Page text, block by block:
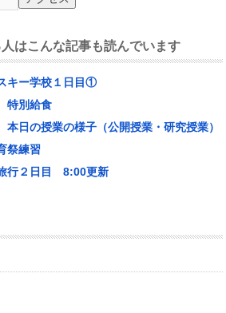
はこんな記事も読んでいます
キー学校１日目①
特別給食
日の授業の様子（公開授業・研究授業）
祭練習
行２日目 8:00更新